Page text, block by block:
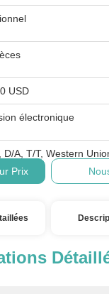
USD
électronique
D/A, T/T, Western
Prix